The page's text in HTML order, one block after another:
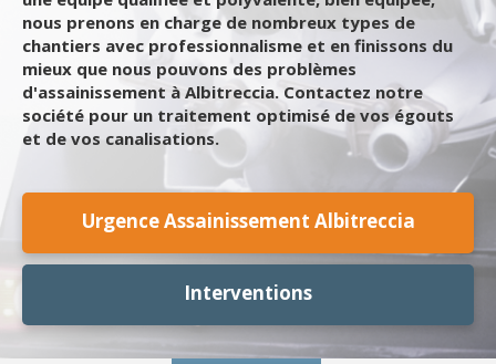
nous prenons en charge de nombreux types de
chantiers avec professionnalisme et en finissons du
mieux que nous pouvons des problèmes
d'assainissement à Albitreccia. Contactez notre
société pour un traitement optimisé de vos égouts
et de vos canalisations.
Urgence Assainissement Albitreccia
Interventions